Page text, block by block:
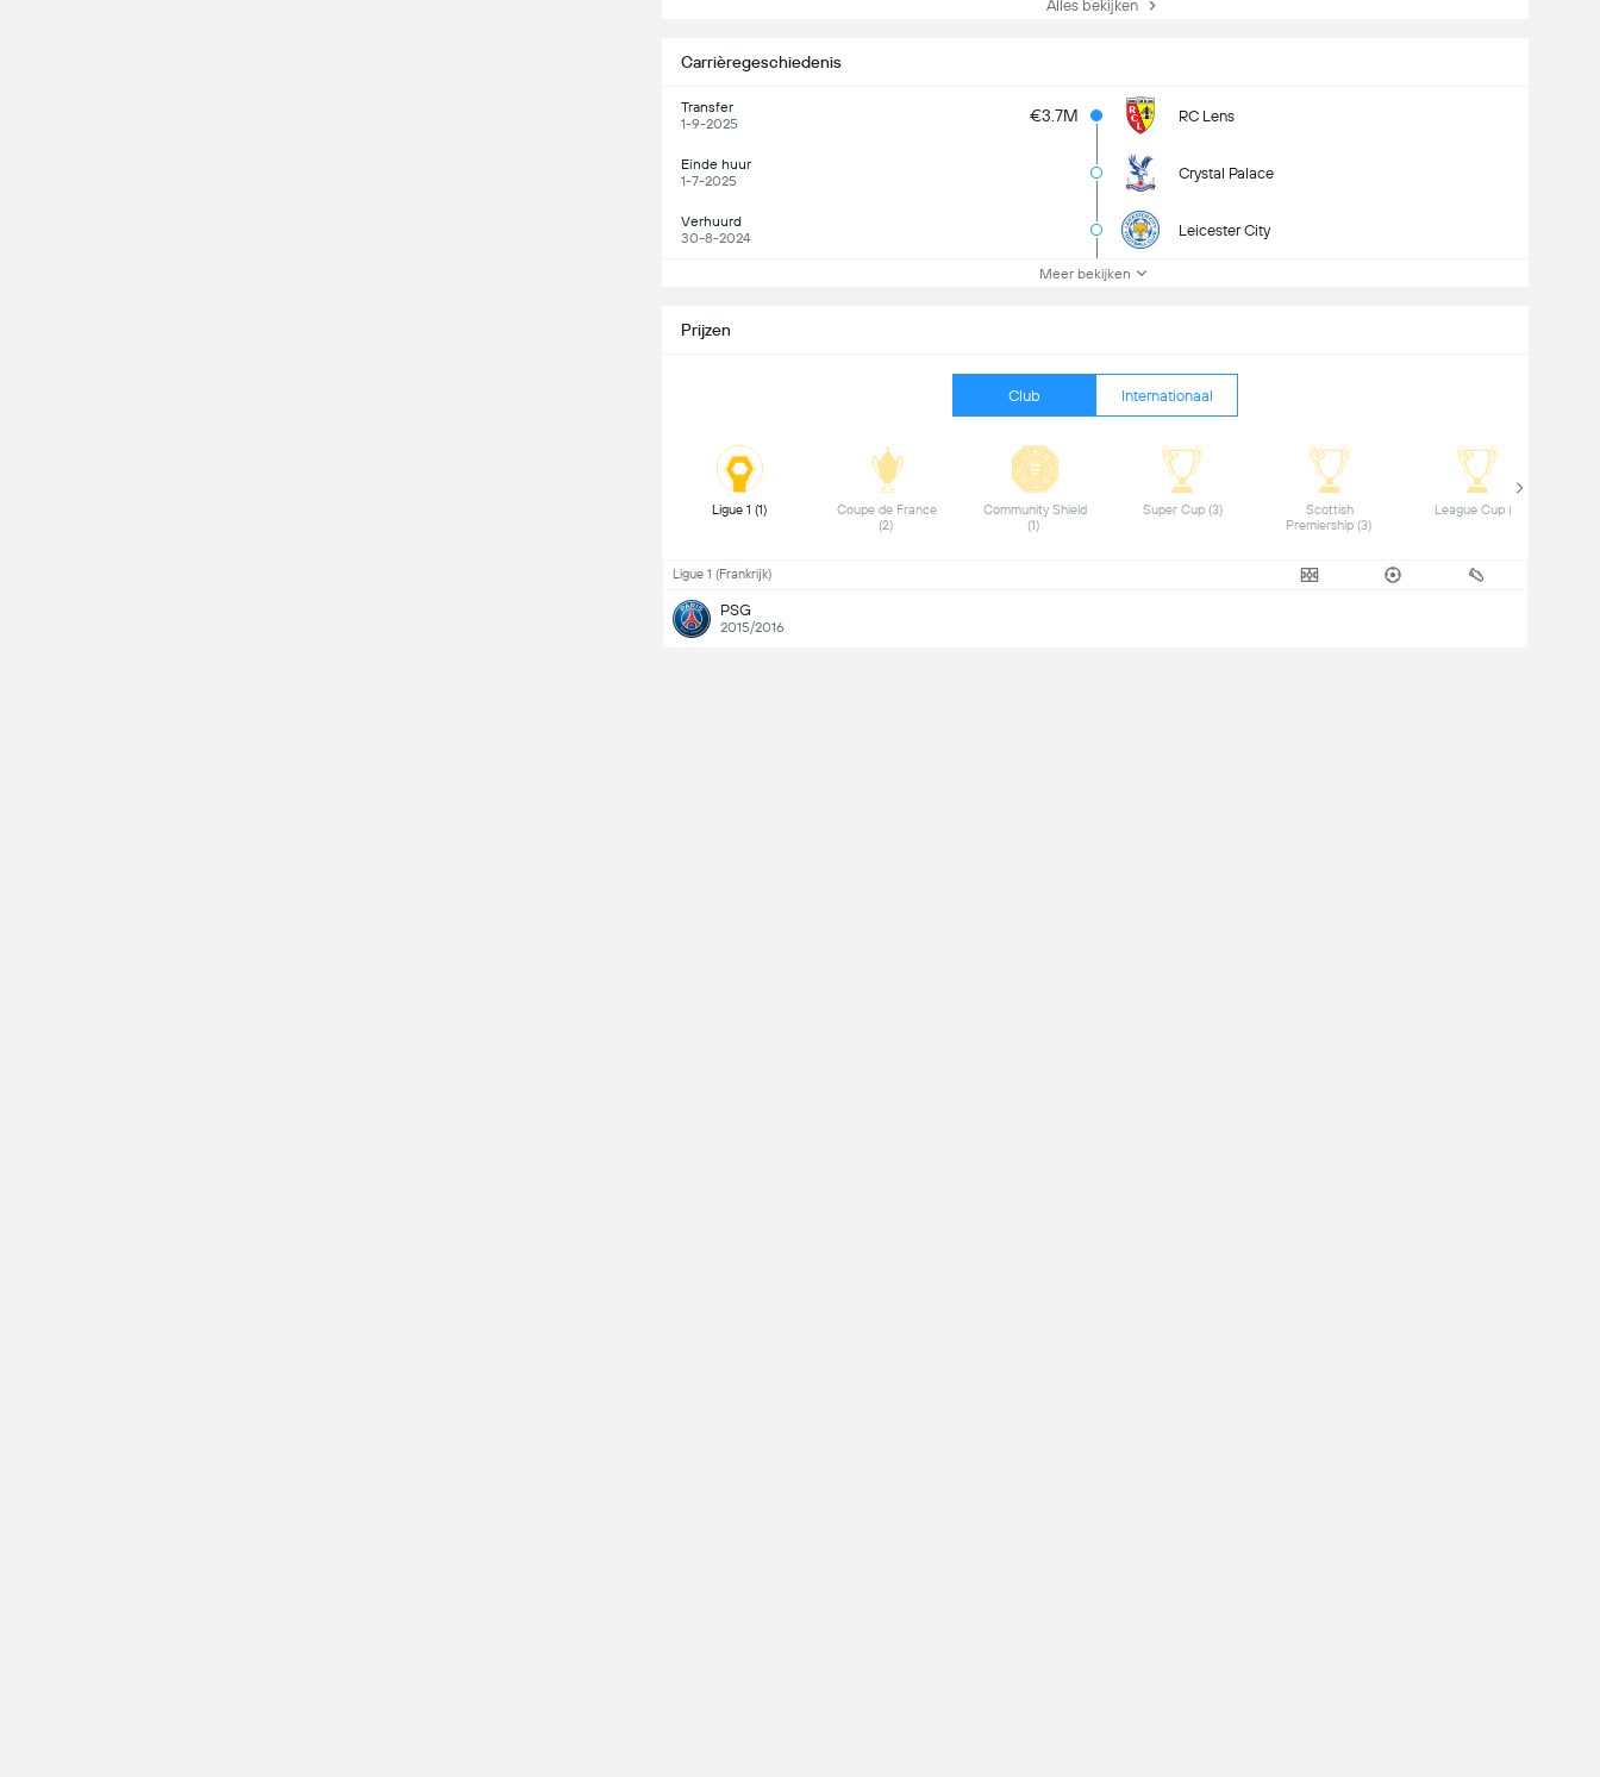
Alles bekijken
Carrièregeschiedenis
Transfer
1-9-2025
€3.7M RC Lens
Einde huur
1-7-2025
Crystal Palace
Verhuurd
30-8-2024
Leicester City
Meer bekijken
Prijzen
Club Internationaal
Coupe de France
(2)
Community Shield
(1)
Super Cup (3)
Scottish
Premiership (3)
Ligue 1 (Frankrijk)
PSG
2015/2016